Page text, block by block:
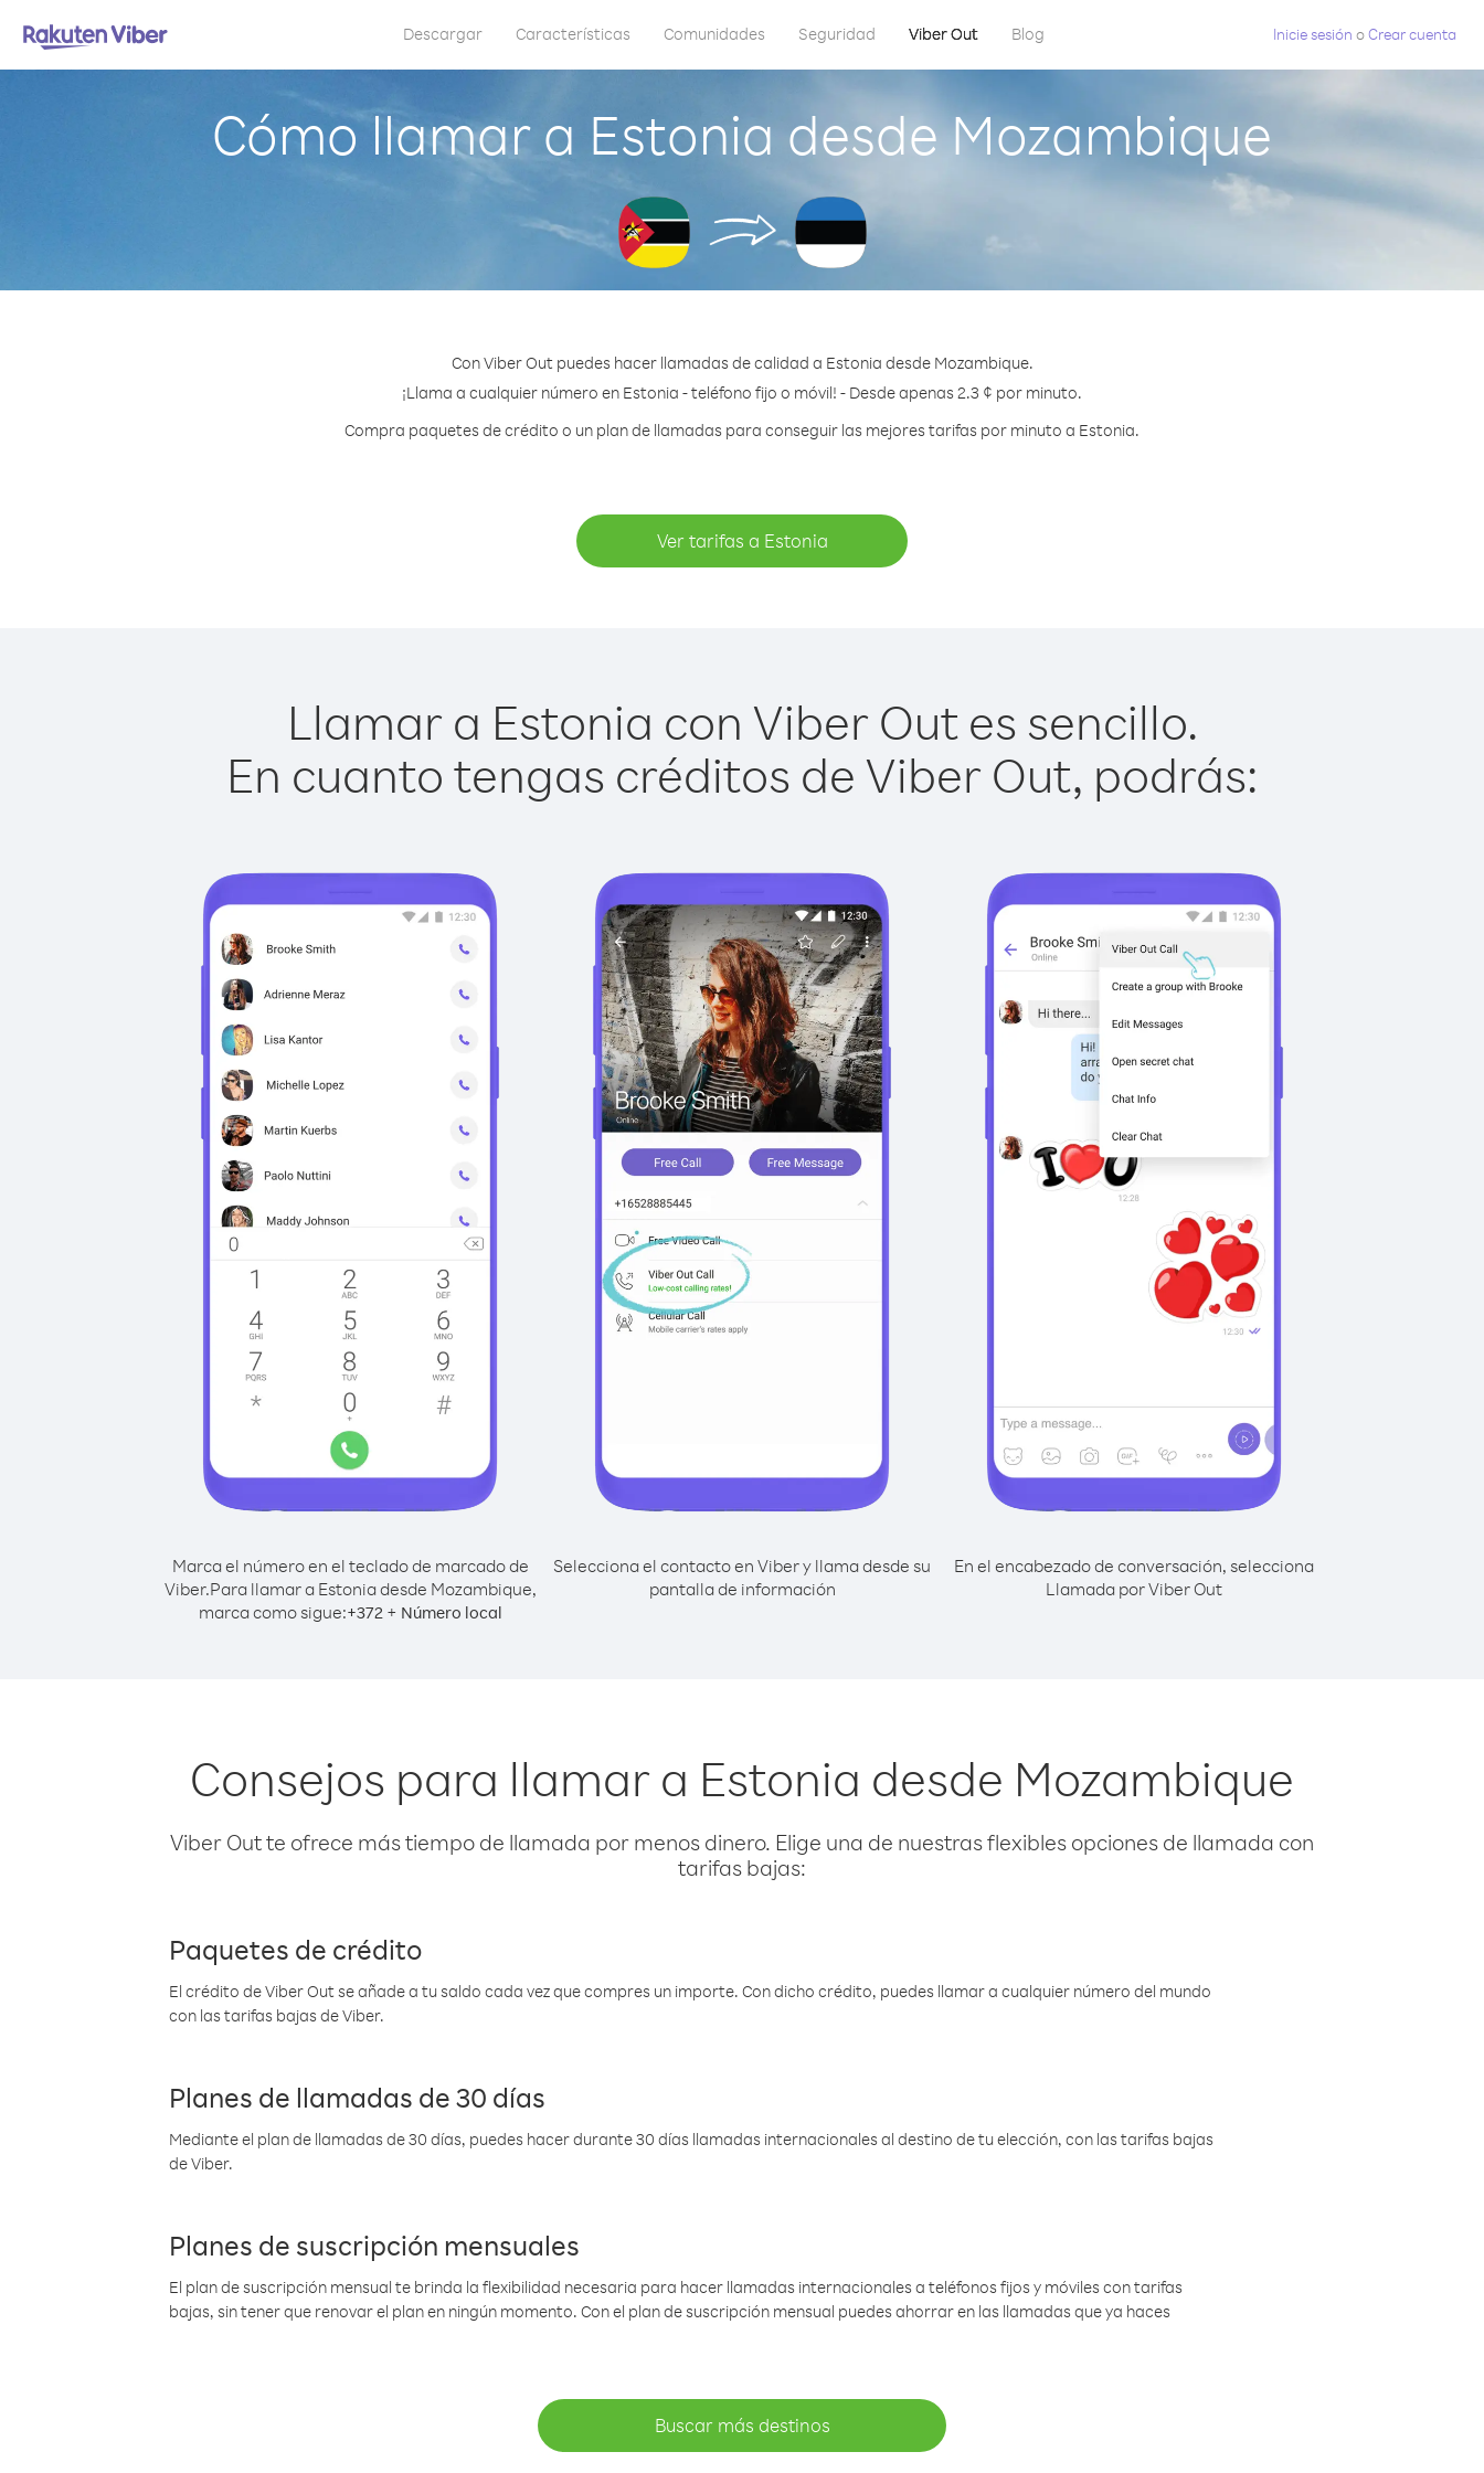
Descargar Características Comunidades Seguridad Viber Out Blog Inicie sesión oCrear cuenta
Cómo llamar a Estonia desde Mozambique
Con Viber Out puedes hacer llamadas de calidad a Estonia desde Mozambique.
¡Llama a cualquier número en Estonia - teléfono fijo o móvil! - Desde apenas 2.3 ¢ por minuto.
Compra paquetes de crédito o un plan de llamadas para conseguir las mejores tarifas por minuto a Estonia.
Ver tarifas a Estonia
Llamar a Estonia con Viber Out es sencillo.
En cuanto tengas créditos de Viber Out, podrás:
Marca el número en el teclado de marcado de
Viber.Para llamar a Estonia desde Mozambique,
marca como sigue:+372+ Número local
Selecciona el contacto en Viber y llama desde su
pantalla de información
En el encabezado de conversación, selecciona
Llamada por Viber Out
Consejos para llamar a Estonia desde Mozambique
Viber Out te ofrece más tiempo de llamada por menos dinero. Elige una de nuestras flexibles opciones de llamada con
tarifas bajas:
Paquetes de crédito
El crédito de Viber Out se añade a tu saldo cada vez que compres un importe. Con dicho crédito, puedes llamar a cualquier número del mundo
con las tarifas bajas de Viber.
Planes de llamadas de 30 días
Mediante el plan de llamadas de 30 días, puedes hacer durante 30 días llamadas internacionales al destino de tu elección, con las tarifas bajas
de Viber.
Planes de suscripción mensuales
El plan de suscripción mensual te brinda la flexibilidad necesaria para hacer llamadas internacionales a teléfonos fijos y móviles con tarifas
bajas, sin tener que renovar el plan en ningún momento. Con el plan de suscripción mensual puedes ahorrar en las llamadas que ya haces
Buscar más destinos